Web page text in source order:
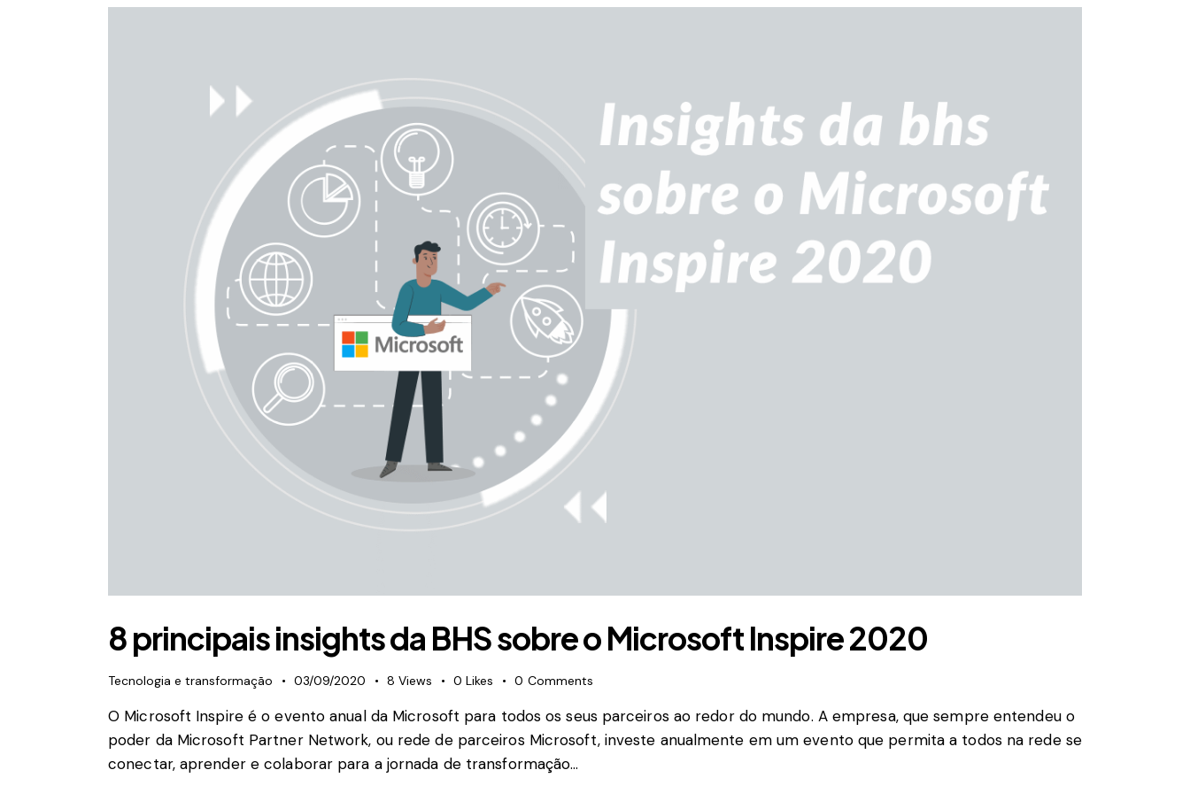
8 principais insights da BHS sobre o Microsoft Inspire 2020
Tecnologia e transformação 03/09/2020 8 Views 0 Likes 0 Comments
O Microsoft Inspire é o evento anual da Microsoft para todos os seus parceiros ao redor do mundo. A empresa, que sempre entendeu o
poder da Microsoft Partner Network, ou rede de parceiros Microsoft, investe anualmente em um evento que permita a todos na rede se
conectar, aprender e colaborar para a jornada de transformação…